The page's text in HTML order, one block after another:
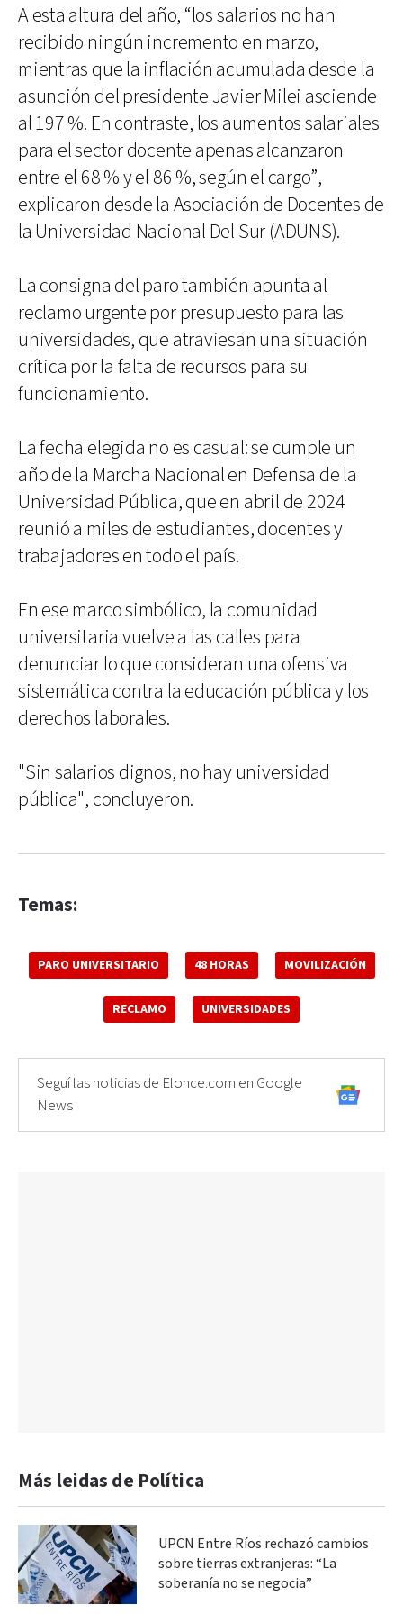
A esta altura del año, “los salarios no han
recibido ningún incremento en marzo,
mientras que la inflación acumulada desde la
asunción del presidente Javier Milei asciende
al 197 %. En contraste, los aumentos salariales
para el sector docente apenas alcanzaron
entre el 68 % y el 86 %, según el cargo”,
explicaron desde la Asociación de Docentes de
la Universidad Nacional Del Sur (ADUNS).
La consigna del paro también apunta al
reclamo urgente por presupuesto para las
universidades, que atraviesan una situación
crítica por la falta de recursos para su
funcionamiento.
La fecha elegida no es casual: se cumple un
año de la Marcha Nacional en Defensa de la
Universidad Pública, que en abril de 2024
reunió a miles de estudiantes, docentes y
trabajadores en todo el país.
En ese marco simbólico, la comunidad
universitaria vuelve a las calles para
denunciar lo que consideran una ofensiva
sistemática contra la educación pública y los
derechos laborales.
"Sin salarios dignos, no hay universidad
pública", concluyeron.
Temas:
PARO UNIVERSITARIO 48 HORAS MOVILIZACIÓN
RECLAMO UNIVERSIDADES
Seguí las noticias de Elonce.com en Google
News
Más leidas de Política
UPCN Entre Ríos rechazó cambios
sobre tierras extranjeras: “La
soberanía no se negocia”